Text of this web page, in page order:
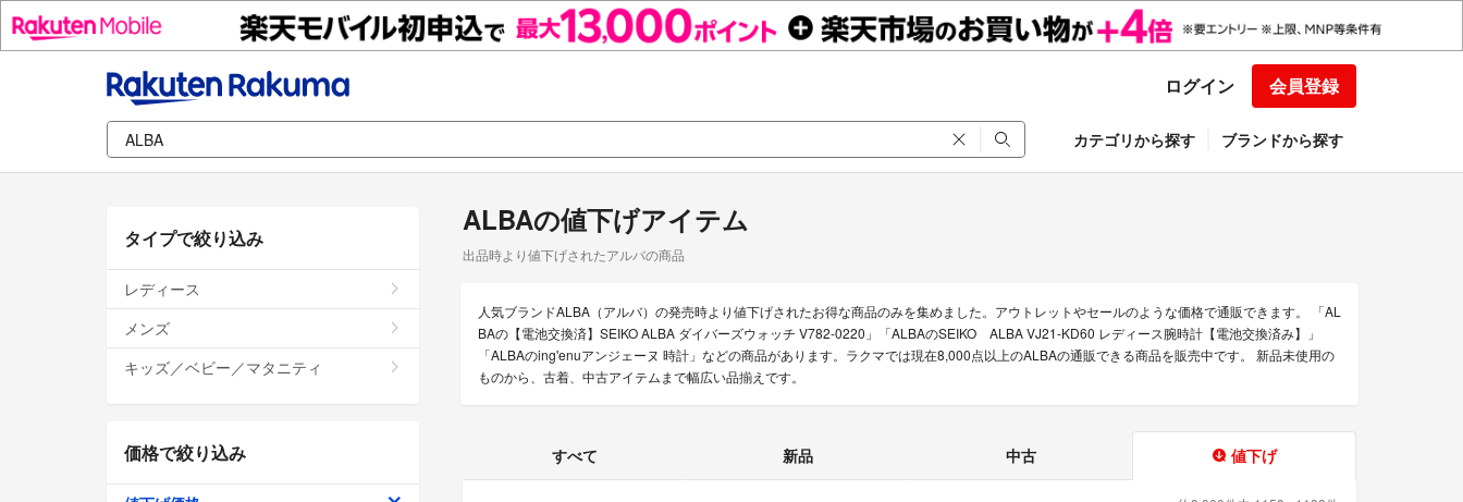
ログイン 会員登録
カテゴリから探す ブランドから探す
ALBAの値下げアイテム
出品時より値下げされたアルバの商品
人気ブランドALBA（アルバ）の発売時より値下げされたお得な商品のみを集めました。アウトレットやセールのような価格で通販できます。 「AL
BAの【電池交換済】SEIKO ALBA ダイバーズウォッチ V782-0220」「ALBAのSEIKO ALBA VJ21-KD60 レディース腕時計【電池交換済み】」
「ALBAのing'enuアンジェーヌ 時計」などの商品があります。ラクマでは現在8,000点以上のALBAの通販できる商品を販売中です。 新品未使用の
ものから、古着、中古アイテムまで幅広い品揃えです。
すべて 新品 中古 値下げ
タイプで絞り込み
レディース
メンズ
キッズ／ベビー／マタニティ
価格で絞り込み